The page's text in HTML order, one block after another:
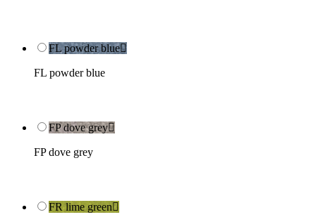
FL powder blue
FL powder blue
FP dove grey
FP dove grey
FR lime green